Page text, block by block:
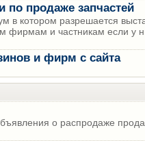
продаже запчастей
в котором разрешается
фирмам и частникам если у
и фирм с сайта
о распродаже